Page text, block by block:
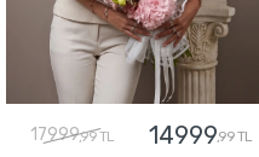
17999,99 TL 14999,99 TL